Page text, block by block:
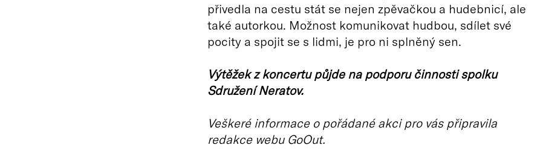
přivedla na cestu stát se nejen zpěvačkou a hudebnicí, ale
také autorkou. Možnost komunikovat hudbou, sdílet své
pocity a spojit se s lidmi, je pro ni splněný sen.
Výtěžek z koncertu půjde na podporu činnosti spolku
Sdružení Neratov.
Veškeré informace o pořádané akci pro vás připravila
redakce webu GoOut.